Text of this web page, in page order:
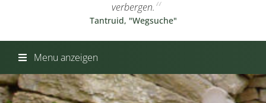
verbergen.
Tantruid, "Wegsuche"
Menu anzeigen